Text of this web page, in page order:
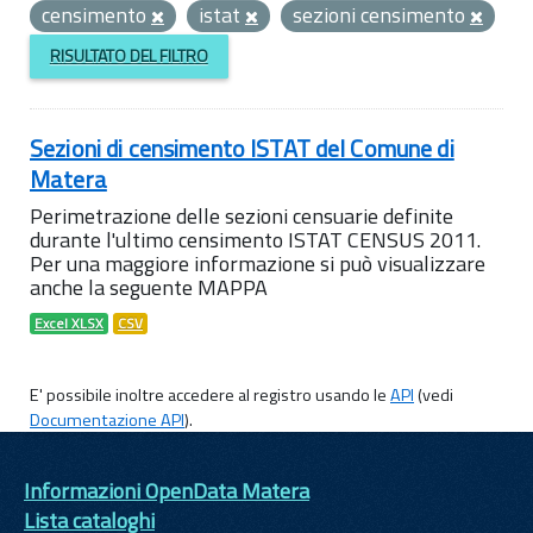
censimento
istat sezioni censimento
RISULTATO DEL FILTRO
Sezioni di censimento ISTAT del Comune di
Matera
Perimetrazione delle sezioni censuarie definite
durante l'ultimo censimento ISTAT CENSUS 2011.
Per una maggiore informazione si può visualizzare
anche la seguente MAPPA
Excel XLSX CSV
E' possibile inoltre accedere al registro usando leAPI(vedi
Documentazione API).
Informazioni OpenData Matera
Lista cataloghi